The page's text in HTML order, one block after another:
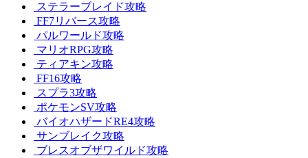
ステラーブレイド攻略
FF7リバース攻略
パルワールド攻略
マリオRPG攻略
ティアキン攻略
FF16攻略
スプラ3攻略
ポケモンSV攻略
バイオハザードRE4攻略
サンブレイク攻略
ブレスオブザワイルド攻略